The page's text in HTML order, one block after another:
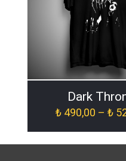
Dark
₺490,00 – ₺